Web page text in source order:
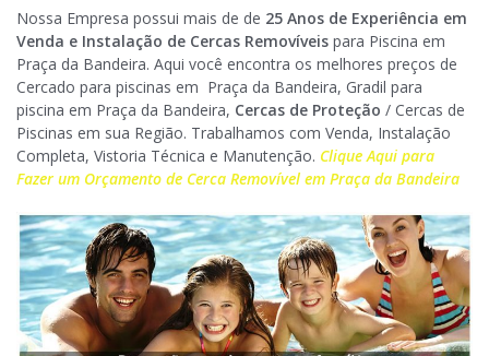
Nossa Empresa possui mais de de 25 Anos de Experiência em
Venda e Instalação de Cercas Removíveis para Piscina em
Praça da Bandeira. Aqui você encontra os melhores preços de
Cercado para piscinas em Praça da Bandeira, Gradil para
piscina em Praça da Bandeira, Cercas de Proteção / Cercas de
Piscinas em sua Região. Trabalhamos com Venda, Instalação
Completa, Vistoria Técnica e Manutenção. Clique Aqui para
Fazer um Orçamento de Cerca Removível em Praça da Bandeira